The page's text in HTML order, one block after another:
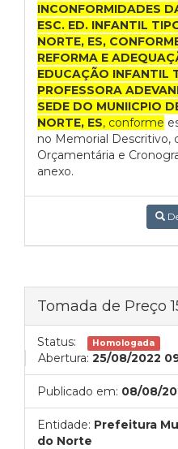
INCONFORMIDADES
ESC. ED. INFANTIL
NORTE, ES,
REFORMA E
EDUCAÇÃO INFANTIL
PROFESSORA
SEDE DO MUNIICPIO
NORTE, ES, conforme
no Memorial Descritivo,
Orçamentária e
anexo.
Tomada de Preço
Status: Homologada
Abertura: 25/08/2022
Publicado em: 08/08/
Entidade: Prefeitura
do Norte